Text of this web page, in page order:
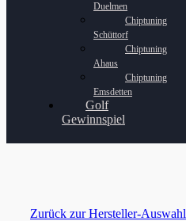
Duelmen
Chiptuning
Schüttorf
Chiptuning
Ahaus
Chiptuning
Emsdetten
Golf
Gewinnspiel
Zurück zur Hersteller-Auswahl